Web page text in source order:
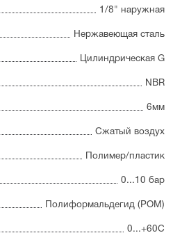
1/8" наружная
Нержавеющая сталь
Цилиндрическая G
NBR
6мм
Сжатый воздух
Полимер/пластик
0...10 бар
Полиформальдегид (POM)
0...+60С